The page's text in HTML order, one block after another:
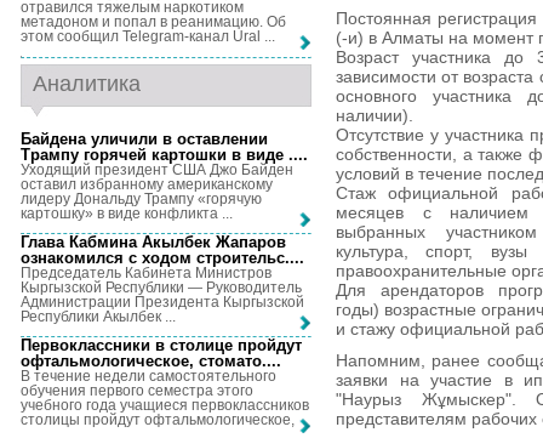
Постоянная
(-и) в Алматы на момент
Возраст участника
зависимости от
основного участника
наличии).
Отсутствие у
собственности, а также
условий в течение
Стаж официальной
месяцев с наличием
выбранных
культура, спорт,
правоохранительные
Для арендаторов
годы) возрастные
и стажу официальной
Напомним, ранее
заявки на участие в
"Наурыз Жұмыскер".
представителям
отравился тяжелым наркотиком
метадоном и попал в реанимацию. Об
этом сообщил Telegram-канал Ural ...
Аналитика
Байдена уличили в оставлении
Трампу горячей картошки в виде ....
Уходящий президент США Джо Байден
оставил избранному американскому
лидеру Дональду Трампу «горячую
картошку» в виде конфликта ...
Глава Кабмина Акылбек Жапаров
ознакомился с ходом строительс....
Председатель Кабинета Министров
Кыргызской Республики — Руководитель
Администрации Президента Кыргызской
Республики Акылбек ...
Первоклассники в столице пройдут
офтальмологическое, стомато....
В течение недели самостоятельного
обучения первого семестра этого
учебного года учащиеся первоклассников
столицы пройдут офтальмологическое, ...